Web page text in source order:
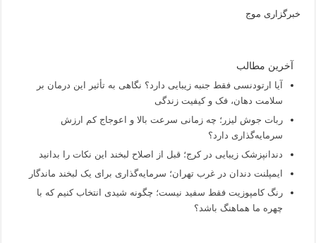
خبرگزاری موج
آخرین مطالب
آیا ارتودنسی فقط جنبه زیبایی دارد؟ نگاهی به تأثیر این درمان بر
سلامت دهان، فک و کیفیت زندگی
ربات جوش لیزر؛ چه زمانی سرعت بالا و اعوجاج کم ارزش
سرمایه‌گذاری دارد؟
دندانپزشک زیبایی در کرج؛ قبل از اصلاح لبخند این نکات را بدانید
ایمپلنت دندان در غرب تهران؛ سرمایه‌گذاری برای یک لبخند ماندگار
رنگ کامپوزیت فقط سفید نیست؛ چگونه شیدی انتخاب کنیم که با
چهره ما هماهنگ باشد؟